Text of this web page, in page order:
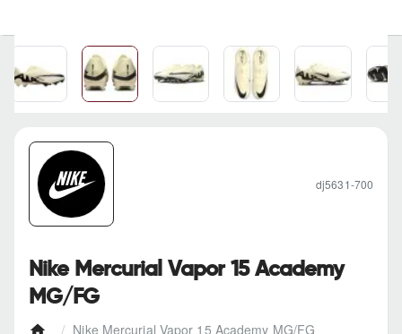
Nike Mercurial Vapor 15 Academy MG/FG
Nike Mercurial Vapor 15 Academy
MG/FG
dj5631-700